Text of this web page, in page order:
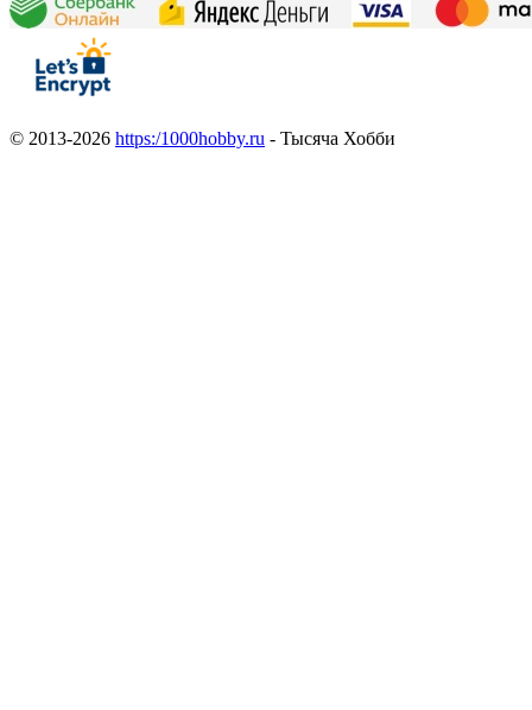
© 2013-2026 https:/1000hobby.ru - Тысяча Хобби